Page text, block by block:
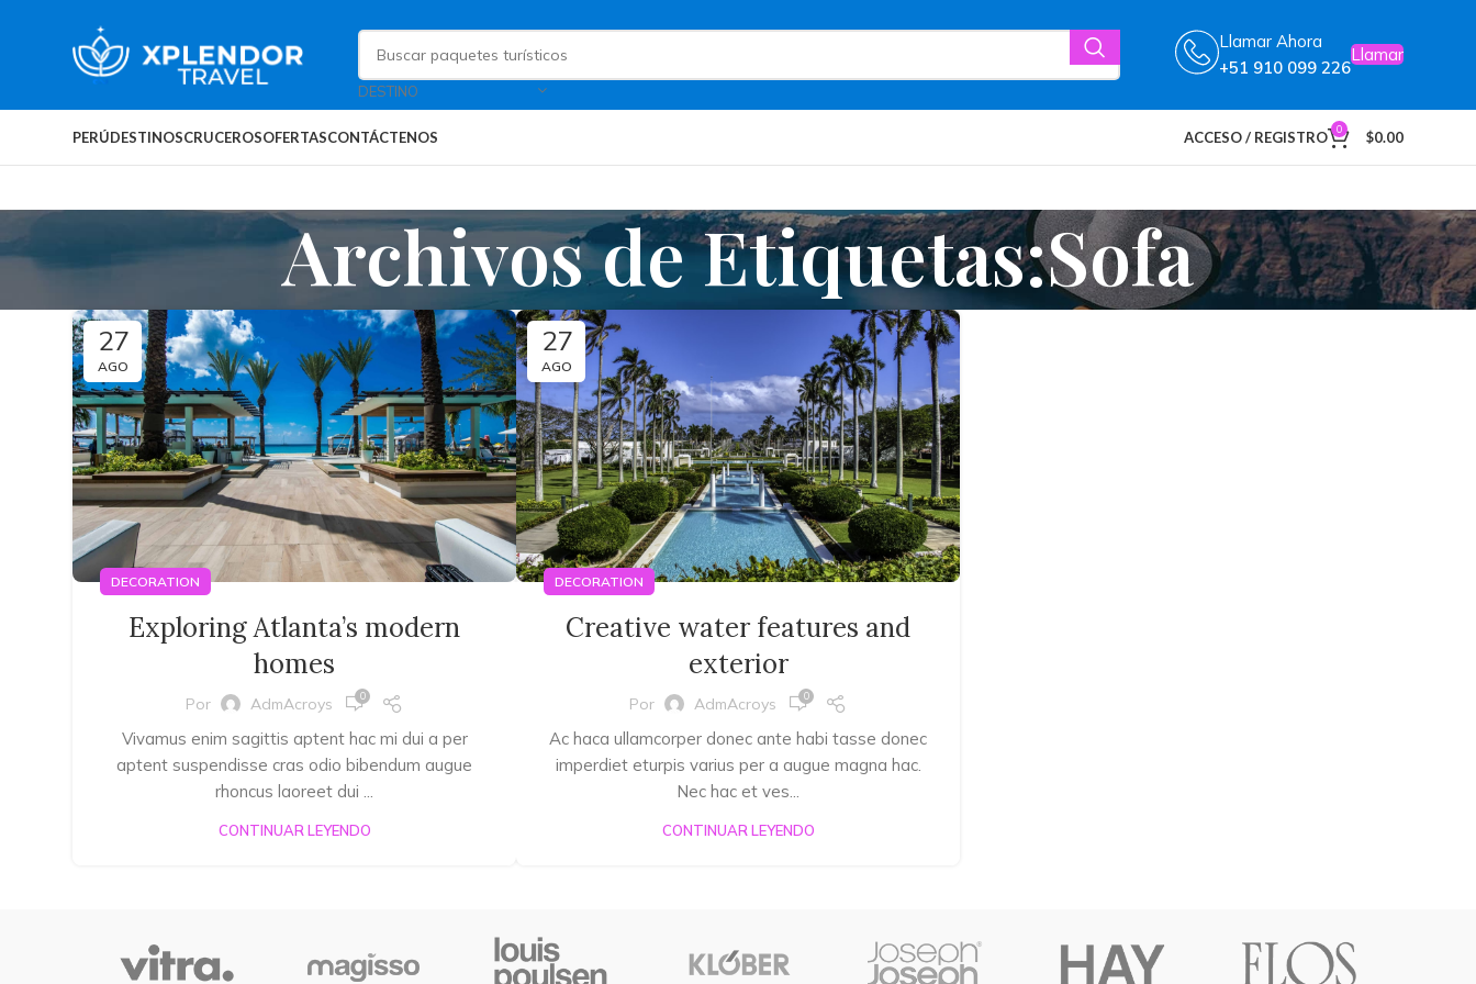
DESTINO
Llamar Ahora
+51 910 099 226
Llamar
PERÚDESTINOSCRUCEROSOFERTASCONTÁCTENOS ACCESO / REGISTRO 0 $0.00
Archivos de Etiquetas:Sofa
27
AGO
DECORATION
Exploring Atlanta’s modern
homes
Por AdmAcroys 0
Vivamus enim sagittis aptent hac mi dui a per
aptent suspendisse cras odio bibendum augue
rhoncus laoreet dui ...
CONTINUAR LEYENDO
27
AGO
DECORATION
Creative water features and
exterior
Por AdmAcroys 0
Ac haca ullamcorper donec ante habi tasse donec
imperdiet eturpis varius per a augue magna hac.
Nec hac et ves...
CONTINUAR LEYENDO